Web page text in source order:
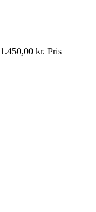
1.450,00 kr. Pris